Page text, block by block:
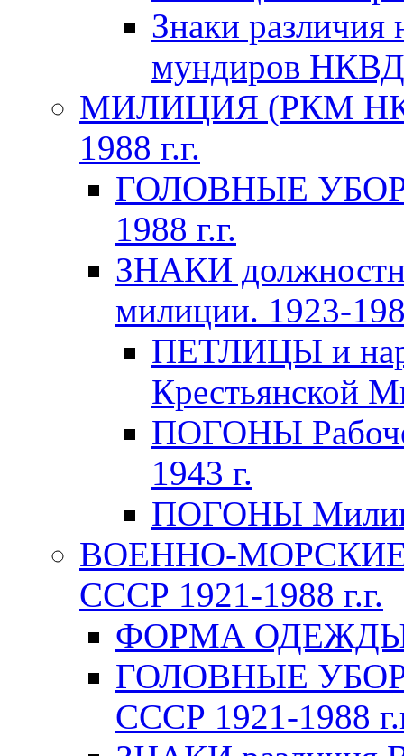
Знаки различия
мундиров
МИЛИЦИЯ (РКМ
1988 г.г.
ГОЛОВНЫЕ УБОРЫ
1988 г.г.
ЗНАКИ
милиции. 1923-
ПЕТЛИЦЫ и
Крестьянской
ПОГОНЫ
1943 г.
ПОГОНЫ
ВОЕННО-
СССР 1921-1988 г.г.
ФОРМА ОДЕЖДЫ
ГОЛОВНЫЕ
СССР 1921-1988